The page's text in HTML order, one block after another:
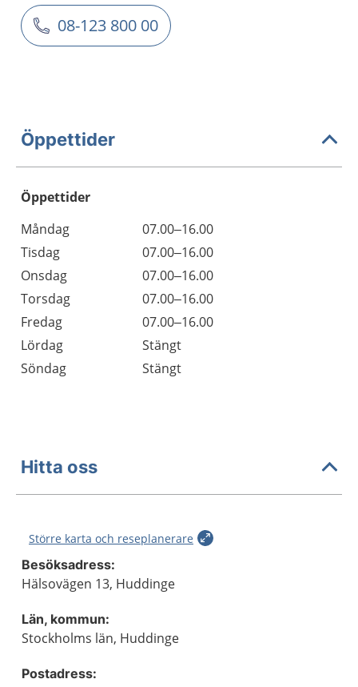
08-123 800 00
Öppettider
Öppettider
Dag
Öppettider
Kommentarer
Måndag
07.00–16.00
Tisdag
07.00–16.00
Onsdag
07.00–16.00
Torsdag
07.00–16.00
Fredag
07.00–16.00
Lördag
Stängt
Söndag
Stängt
Hitta oss
Större karta och reseplanerare
Besöksadress:
Hälsovägen 13, Huddinge
Län, kommun:
Stockholms län, Huddinge
Postadress: